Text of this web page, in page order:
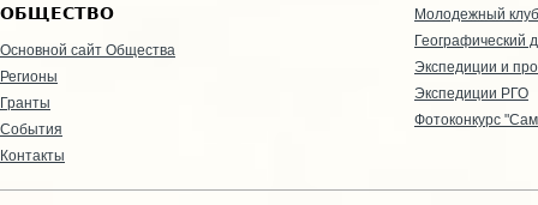
ОБЩЕСТВО
Основной сайт Общества
Регионы
Гранты
События
Контакты
Молодежный клуб
Географический
Экспедиции и
Экспедиции РГО
Фотоконкурс